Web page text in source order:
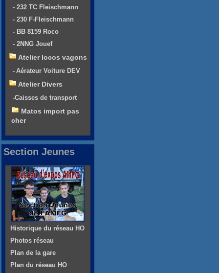
- 232 TC Fleischmann
- 230 F-Fleischmann
- BB 8159 Roco
- 2NNG Jouef
Atelier locos vagons
- Aérateur Voiture DEV
Atelier Divers
-Caisses de transport
Matos import pas
cher
Section Jeunes
Historique du réseau HO
Photos réseau
Plan de la gare
Plan du réseau HO